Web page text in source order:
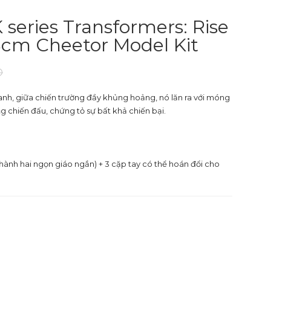
series Transformers: Rise
Cheetor Model Kit
giữa chiến trường đầy khủng hoảng, nó lăn ra với móng
chiến đấu, chứng tỏ sự bất khả chiến bại.
hai ngọn giáo ngắn) + 3 cặp tay có thể hoán đổi cho